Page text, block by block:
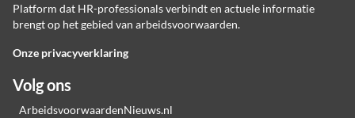
Platform dat HR-professionals verbindt en actuele informatie
brengt op het gebied van arbeidsvoorwaarden.
Onze privacyverklaring
Volg ons
ArbeidsvoorwaardenNieuws.nl